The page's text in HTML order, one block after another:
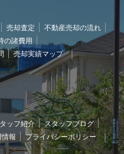
売却査定
不動産売却の流れ
の諸費用
売却実績マップ
ッフ紹介
スタッフブログ
情報 プライバシーポリシー